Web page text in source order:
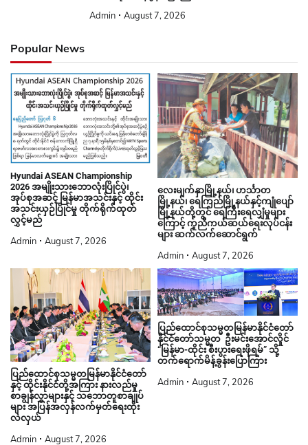
Admin August 7, 2026
Popular News
Hyundai ASEAN Championship
2026 အမျိုးသားဘောလုံးပြိုင်ပွဲ၊
အုပ်စုအဆင့် မြန်မာအသင်းနှင့် ထိုင်း
အသင်းယှဉ်ပြိုင်မှု တိုက်ရိုက်ထုတ်
လွှင့်မည်
Admin August 7, 2026
လေးမျက်နှာမြို့နယ်၊ ဟင်္သာတ
မြို့နယ်၊ ရေကြည်မြို့နယ်နှင့်ကျုံပျော်
မြို့နယ်တို့တွင် ရေကြီးရေလျှံမှုများ
ကြောင့် ကူညီကယ်ဆယ်ရေးလုပ်ငန်း
များ ဆက်လက်ဆောင်ရွက်
Admin August 7, 2026
ပြည်ထောင်စုသမ္မတမြန်မာနိုင်ငံတော်
နှင့် ထိုင်းနိုင်ငံတို့အကြား နားလည်မှု
စာချွန်လွှာများနှင့် သဘောတူစာချုပ်
များ အပြန်အလှန်လက်မှတ်ရေးထိုး
လဲလှယ်
Admin August 7, 2026
ပြည်ထောင်စုသမ္မတမြန်မာနိုင်ငံတော်
နိုင်ငံတော်သမ္မတ ဦးမင်းအောင်လှိုင်
“မြန်မာ-ထိုင်း စီးပွားရေးဖိုရမ်” သို့
တက်ရောက်မိန့်ခွန်းပြောကြား
Admin August 7, 2026